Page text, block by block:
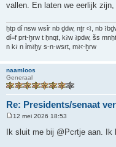
vallen. En laten we eerlijk
ḥtp dỉ nsw wsỉr nb ḏdw, nṯr ꜥꜣ, nb
dỉ=f prt-ḫrw t ḥnqt, kꜣw ꜣpdw, šs
n kꜣ n ỉmꜣḫy s-n-wsrt, mꜣꜥ-ḫrw
naamloos
Generaal
Re: Presidents/senaat
e
12 mei 2026 18:53
Ik sluit me bij @Pcrtje aan. Ik